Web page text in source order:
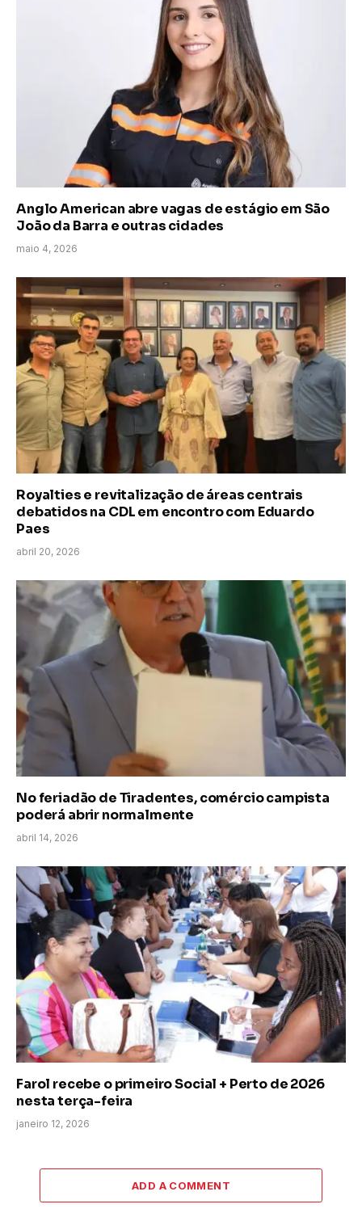
Anglo American abre vagas de estágio em São
João da Barra e outras cidades
maio 4, 2026
Royalties e revitalização de áreas centrais
debatidos na CDL em encontro com Eduardo
Paes
abril 20, 2026
No feriadão de Tiradentes, comércio campista
poderá abrir normalmente
abril 14, 2026
Farol recebe o primeiro Social + Perto de 2026
nesta terça-feira
janeiro 12, 2026
ADD A COMMENT